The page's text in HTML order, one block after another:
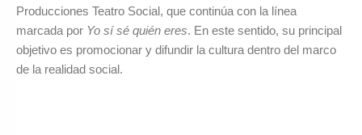
Producciones Teatro Social, que continúa con la línea
marcada por Yo sí sé quién eres. En este sentido, su principal
objetivo es promocionar y difundir la cultura dentro del marco
de la realidad social.